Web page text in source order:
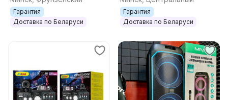
блютуз bluetooth
микрофоном караоке
Гарантия
Доставка по Беларуси
беспроводная
аккумуляторная
Bluetooth RGB
Гарантия
Доставка по Беларуси